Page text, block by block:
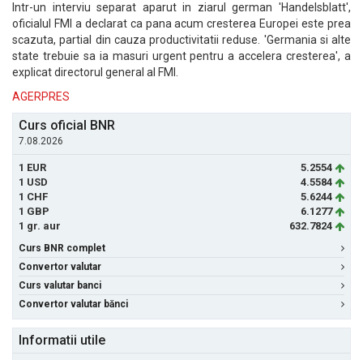
Intr-un interviu separat aparut in ziarul german 'Handelsblatt',
oficialul FMI a declarat ca pana acum cresterea Europei este prea
scazuta, partial din cauza productivitatii reduse. 'Germania si alte
state trebuie sa ia masuri urgent pentru a accelera cresterea', a
explicat directorul general al FMI.
AGERPRES
Curs oficial BNR
7.08.2026
1 EUR
5.2554
1 USD
4.5584
1 CHF
5.6244
1 GBP
6.1277
1 gr. aur
632.7824
Curs BNR complet
Convertor valutar
Curs valutar banci
Convertor valutar bănci
Informatii utile